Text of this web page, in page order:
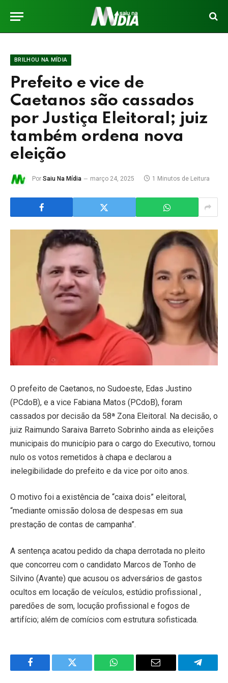
BRILHOU NA MÍDIA
Prefeito e vice de
Caetanos são cassados
por Justiça Eleitoral; juiz
também ordena nova
eleição
Por Saiu Na Mídia março 24, 2025 1 Minutos de Leitura
O prefeito de Caetanos, no Sudoeste, Edas Justino
(PCdoB), e a vice Fabiana Matos (PCdoB), foram
cassados por decisão da 58ª Zona Eleitoral. Na decisão, o
juiz Raimundo Saraiva Barreto Sobrinho ainda as eleições
municipais do município para o cargo do Executivo, tornou
nulo os votos remetidos à chapa e declarou a
inelegibilidade do prefeito e da vice por oito anos.
O motivo foi a existência de “caixa dois” eleitoral,
“mediante omissão dolosa de despesas em sua
prestação de contas de campanha”.
A sentença acatou pedido da chapa derrotada no pleito
que concorreu com o candidato Marcos de Tonho de
Silvino (Avante) que acusou os adversários de gastos
ocultos em locação de veículos, estúdio profissional ,
paredões de som, locução profissional e fogos de
artifício; além de comícios com estrutura sofisticada.
Facebook Twitter WhatsApp Email